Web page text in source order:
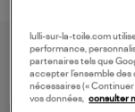
VOUS AIMEREZ
lulli-sur-la-toile.com
performance,
partenaires tels que
accepter l’ensemble
nécessaires (« Continuer
vos données,
consulter